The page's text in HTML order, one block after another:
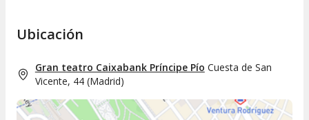
Ubicación
Gran teatro Caixabank Príncipe Pío Cuesta de San
Vicente, 44(Madrid)